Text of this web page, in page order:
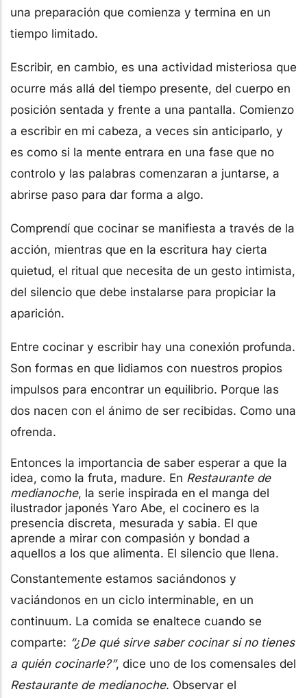
una preparación que comienza y termina en un
tiempo limitado.
Escribir, en cambio, es una actividad misteriosa que
ocurre más allá del tiempo presente, del cuerpo en
posición sentada y frente a una pantalla. Comienzo
a escribir en mi cabeza, a veces sin anticiparlo, y
es como si la mente entrara en una fase que no
controlo y las palabras comenzaran a juntarse, a
abrirse paso para dar forma a algo.
Comprendí que cocinar se manifiesta a través de la
acción, mientras que en la escritura hay cierta
quietud, el ritual que necesita de un gesto intimista,
del silencio que debe instalarse para propiciar la
aparición.
Entre cocinar y escribir hay una conexión profunda.
Son formas en que lidiamos con nuestros propios
impulsos para encontrar un equilibrio. Porque las
dos nacen con el ánimo de ser recibidas. Como una
ofrenda.
Entonces la importancia de saber esperar a que la
idea, como la fruta, madure. En Restaurante de
medianoche, la serie inspirada en el manga del
ilustrador japonés Yaro Abe, el cocinero es la
presencia discreta, mesurada y sabia. El que
aprende a mirar con compasión y bondad a
aquellos a los que alimenta. El silencio que llena.
Constantemente estamos saciándonos y
vaciándonos en un ciclo interminable, en un
continuum. La comida se enaltece cuando se
comparte: “¿De qué sirve saber cocinar si no tienes
a quién cocinarle?”, dice uno de los comensales del
Restaurante de medianoche. Observar el